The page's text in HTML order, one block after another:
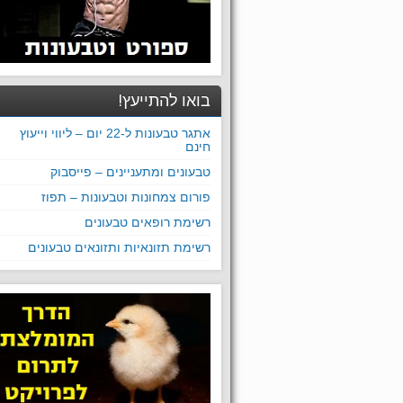
בואו להתייעץ!
אתגר טבעונות ל-22 יום – ליווי וייעוץ
חינם
טבעונים ומתעניינים – פייסבוק
פורום צמחונות וטבעונות – תפוז
רשימת רופאים טבעונים
רשימת תזונאיות ותזונאים טבעונים